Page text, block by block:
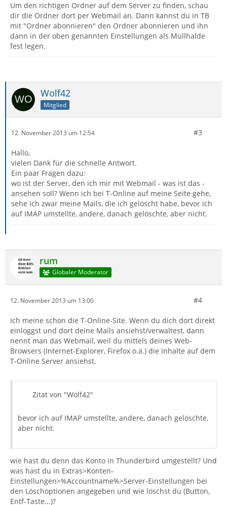
Um den richtigen Ordner auf dem Server zu finden, schau
dir die Ordner dort per Webmail an. Dann kannst du in TB
mit "Ordner abonnieren" den Ordner abonnieren und ihn
dann in der oben genannten Einstellungen als Müllhalde
fest legen.
Wolf42
Mitglied
12. November 2013 um 12:54 #3
Hallo,
vielen Dank für die schnelle Antwort.
Ein paar Fragen dazu:
wo ist der Server, den ich mir mit Webmail - was ist das -
ansehen soll? Wenn ich bei T-Online auf meine Seite gehe,
sehe ich zwar meine Mails, die ich gelöscht habe, bevor ich
auf IMAP umstellte, andere, danach gelöschte, aber nicht.
rum
Globaler Moderator
12. November 2013 um 13:00 #4
Ich meine schon die T-Online-Site. Wenn du dich dort direkt
einloggst und dort deine Mails ansiehst/verwaltest, dann
nennt man das Webmail, weil du mittels deines Web-
Browsers (Internet-Explorer, Firefox o.ä.) die Inhalte auf dem
T-Online Server ansiehst.
Zitat von "Wolf42"
bevor ich auf IMAP umstellte, andere, danach gelöschte,
aber nicht.
wie hast du denn das Konto in Thunderbird umgestellt? Und
was hast du in Extras>Konten-
Einstellungen>%Accountname%>Server-Einstellungen bei
den Löschoptionen angegeben und wie löschst du (Button,
Entf-Taste...)?